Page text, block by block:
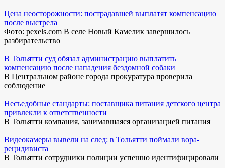
Цена неосторожности: пострадавшей выплатят компенсацию
после выстрела
Фото: pexels.com В селе Новый Камелик завершилось
разбирательство
В Тольятти суд обязал администрацию выплатить
компенсацию после нападения бездомной собаки
В Центральном районе города прокуратура проверила
соблюдение
Несъедобные стандарты: поставщика питания детского центра
привлекли к ответственности
В Тольятти компания, занимавшаяся организацией питания
Видеокамеры вывели на след: в Тольятти поймали вора-
рецидивиста
В Тольятти сотрудники полиции успешно идентифицировали